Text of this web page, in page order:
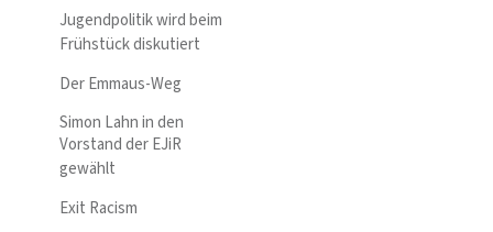
Jugendpolitik wird beim
Frühstück diskutiert
Der Emmaus-Weg
Simon Lahn in den
Vorstand der EJiR
gewählt
Exit Racism